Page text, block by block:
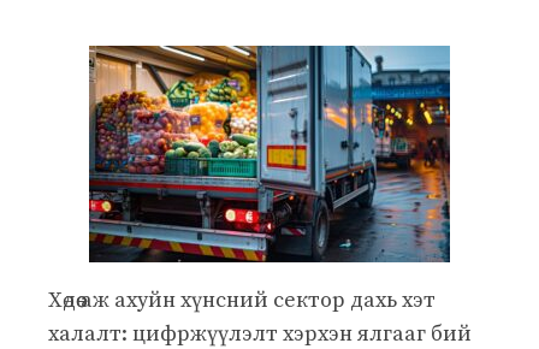
Хөдөө аж ахуйн хүнсний сектор дахь хэт
халалт: цифржүүлэлт хэрхэн ялгааг бий